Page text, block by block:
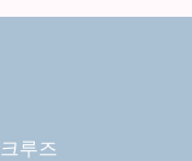
루즈